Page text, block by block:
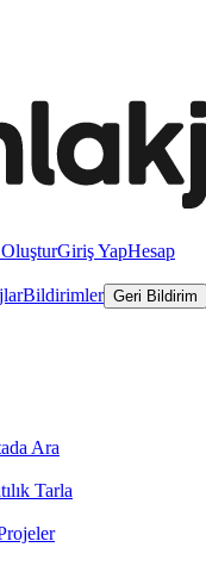
Giriş YapHesap
Bildirimler Geri Bildirim
Ara
Tarla